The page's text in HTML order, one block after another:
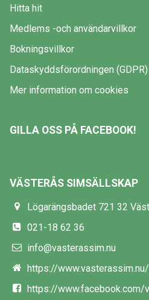
Hitta hit
Medlems -och användarvillkor
Bokningsvillkor
Dataskyddsförordningen (GDPR)
Mer information om cookies
GILLA OSS PÅ FACEBOOK!
VÄSTERÅS SIMSÄLLSKAP
Lögarängsbadet 721 32
021-18 62 36
info@vasterassim.nu
https://www.vasterassim.nu/
https://www.facebook.com/